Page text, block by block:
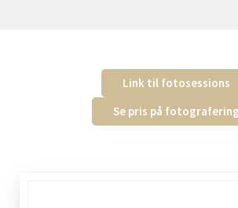
Link til fotosessions
Se pris på fotografering